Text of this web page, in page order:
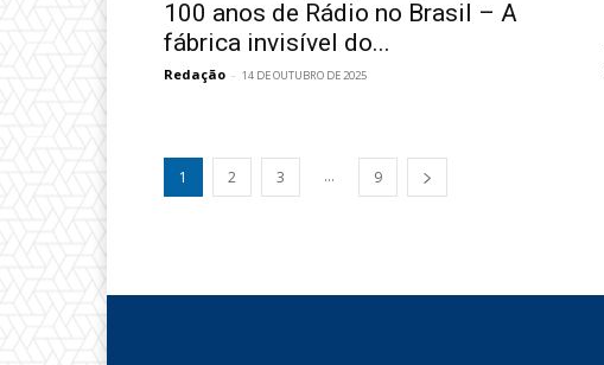
100 anos de Rádio no Brasil – A
fábrica invisível do...
Redação - 14 DE OUTUBRO DE 2025
1 2 3 ... 9